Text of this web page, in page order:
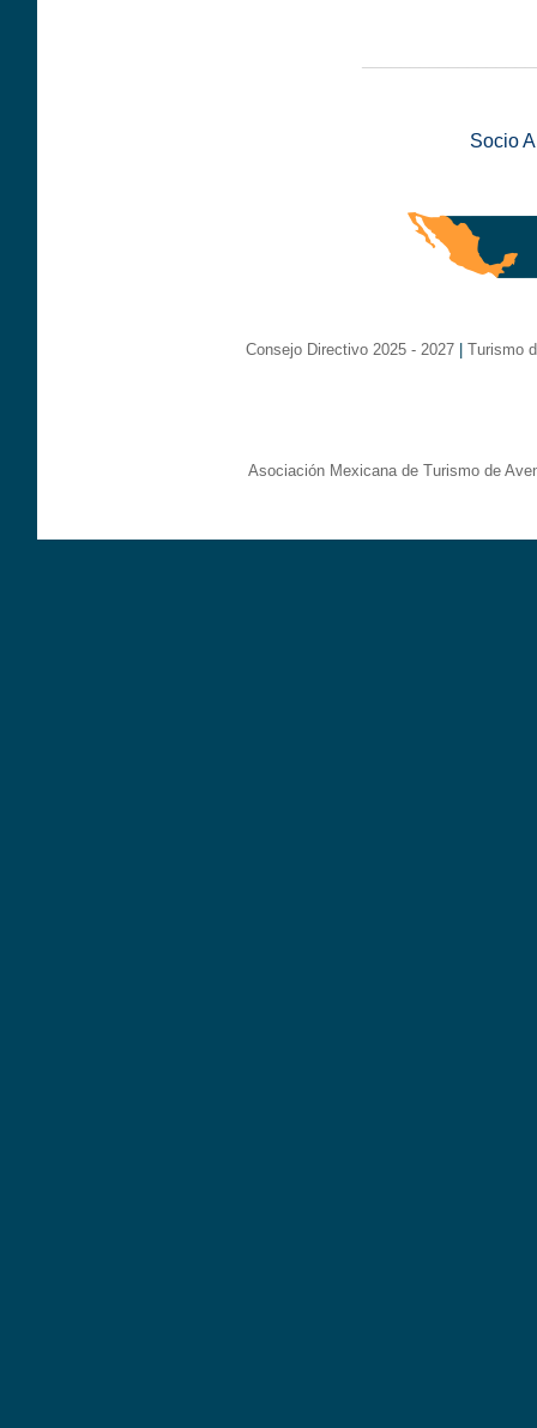
Socio
Consejo Directivo 2025 - 2027| Turismo
Asociación Mexicana de Turismo de